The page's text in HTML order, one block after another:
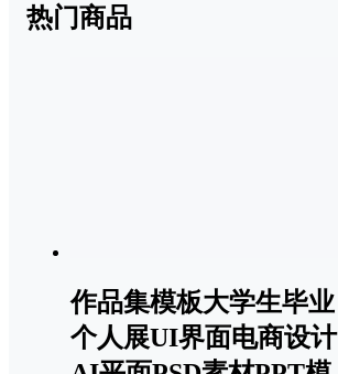
热门商品
作品集模板大学生毕业
个人展UI界面电商设计